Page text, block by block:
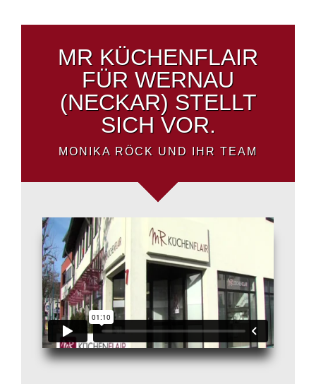
MR KÜCHENFLAIR
FÜR WERNAU
(NECKAR) STELLT
SICH VOR.
MONIKA RÖCK UND IHR TEAM